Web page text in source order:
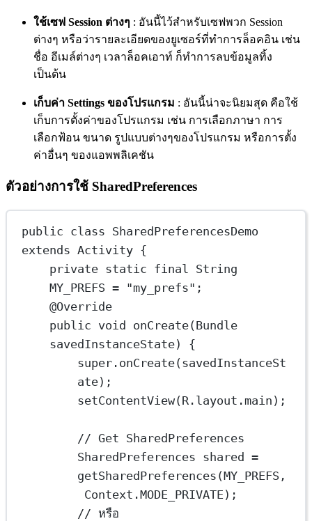
ใช้เซฟ Session ต่างๆ : อันนี้ไว้สำหรับเซฟพวก Session
ต่างๆ หรือว่ารายละเอียดของยูเซอร์ที่ทำการล็อคอิน เช่น
ชื่อ อีเมล์ต่างๆ เวลาล็อคเอาท์ ก็ทำการลบข้อมูลทิ้ง
เป็นต้น
เก็บค่า Settings ของโปรแกรม : อันนี้น่าจะนิยมสุด คือใช้
เก็บการตั้งค่าของโปรแกรม เช่น การเลือกภาษา การ
เลือกฟ้อน ขนาด รูปแบบต่างๆของโปรแกรม หรือการตั้ง
ค่าอื่นๆ ของแอพพลิเคชัน
ตัวอย่างการใช้ SharedPreferences
public class SharedPreferencesDemo
extends Activity {
private static final
String
MY_PREFS = "my_prefs" ;
@Override
public void onCreate
savedInstanceState) {
super . onCreate(savedInstanceSt
ate);
setContentView(R.layout.main);
// Get SharedPreferences
SharedPreferences shared =
getSharedPreferences (MY_PREFS,
Context.MODE_PRIVATE);
// หรือ